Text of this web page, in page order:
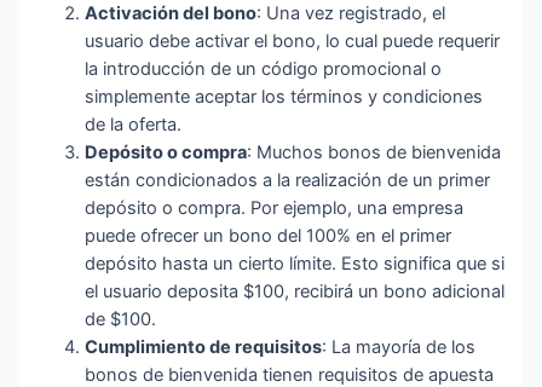
Activación del bono: Una vez registrado, el
usuario debe activar el bono, lo cual puede requerir
la introducción de un código promocional o
simplemente aceptar los términos y condiciones
de la oferta.
Depósito o compra: Muchos bonos de bienvenida
están condicionados a la realización de un primer
depósito o compra. Por ejemplo, una empresa
puede ofrecer un bono del 100% en el primer
depósito hasta un cierto límite. Esto significa que si
el usuario deposita $100, recibirá un bono adicional
de $100.
Cumplimiento de requisitos: La mayoría de los
bonos de bienvenida tienen requisitos de apuesta